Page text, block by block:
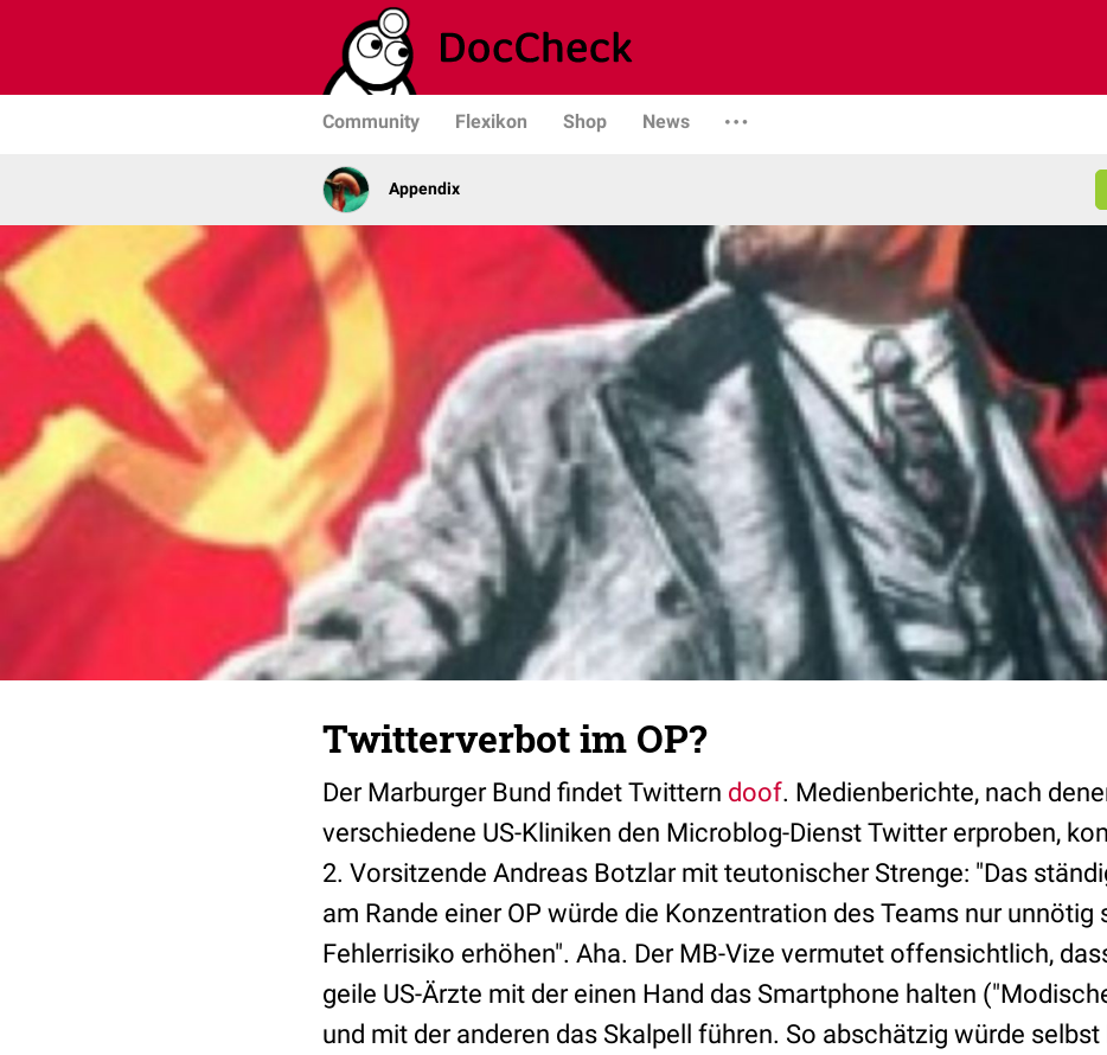
Community Flexikon Shop News
Appendix
Twitterverbot im OP?
Der Marburger Bund findet Twittern doof. Medienberichte, nach
verschiedene US-Kliniken den Microblog-Dienst Twitter erproben,
2. Vorsitzende Andreas Botzlar mit teutonischer Strenge: "Das
am Rande einer OP würde die Konzentration des Teams nur unnötig
Fehlerrisiko erhöhen". Aha. Der MB-Vize vermutet offensichtlich,
geile US-Ärzte mit der einen Hand das Smartphone halten
und mit der anderen das Skalpell führen. So abschätzig würde selbst